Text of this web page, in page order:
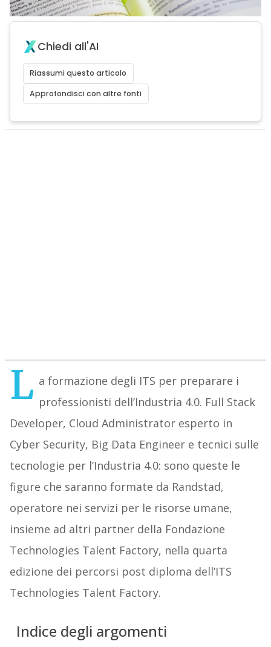
Chiedi all'AI
Riassumi questo articolo
Approfondisci con altre fonti
L a formazione degli ITS per preparare i
professionisti dell’Industria 4.0. Full Stack
Developer, Cloud Administrator esperto in
Cyber Security, Big Data Engineer e tecnici sulle
tecnologie per l’Industria 4.0: sono queste le
figure che saranno formate da Randstad,
operatore nei servizi per le risorse umane,
insieme ad altri partner della Fondazione
Technologies Talent Factory, nella quarta
edizione dei percorsi post diploma dell’ITS
Technologies Talent Factory.
Indice degli argomenti